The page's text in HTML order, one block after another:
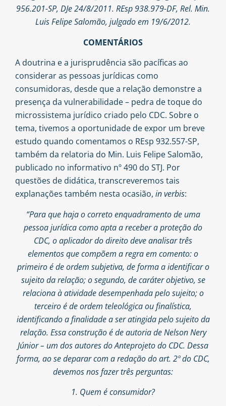
956.201-SP, DJe 24/8/2011. REsp 938.979-DF, Rel. Min.
Luis Felipe Salomão, julgado em 19/6/2012.
COMENTÁRIOS
A doutrina e a jurisprudência são pacíficas ao
considerar as pessoas jurídicas como
consumidoras, desde que a relação demonstre a
presença da vulnerabilidade – pedra de toque do
microssistema jurídico criado pelo CDC. Sobre o
tema, tivemos a oportunidade de expor um breve
estudo quando comentamos o REsp 932.557-SP,
também da relatoria do Min. Luis Felipe Salomão,
publicado no informativo nº 490 do STJ. Por
questões de didática, transcreveremos tais
explanações também nesta ocasião, in verbis:
“Para que haja o correto enquadramento de uma
pessoa jurídica como apta a receber a proteção do
CDC, o aplicador do direito deve analisar três
elementos que compõem a regra em comento: o
primeiro é de ordem subjetiva, de forma a identificar o
sujeito da relação; o segundo, de caráter objetivo, se
relaciona à atividade desempenhada pelo sujeito; o
terceiro é de ordem teleológica ou finalística,
identificando a finalidade a ser atingida pelo sujeito da
relação. Essa construção é de autoria de Nelson Nery
Júnior – um dos autores do Anteprojeto do CDC. Dessa
forma, ao se deparar com a redação do art. 2º do CDC,
devemos nos fazer três perguntas:
1. Quem é consumidor?